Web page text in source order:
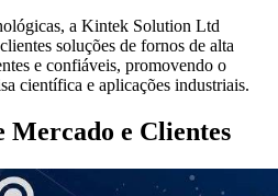
a Kintek Solution Ltd
soluções de fornos de alta
e confiáveis, promovendo o
científica e aplicações industriais.
Mercado e Clientes